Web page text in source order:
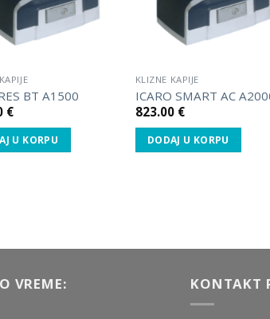
BT A1500
€
U KORPU
KLIZNE KAPIJE
ICARO SMART AC
823.00 €
DODAJ U KORPU
VREME: KONTAKT